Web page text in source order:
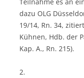
dazu OLG
19/14, Rn. 34,
Kühnen, Hdb. der
Kap. A., Rn. 215).
2.